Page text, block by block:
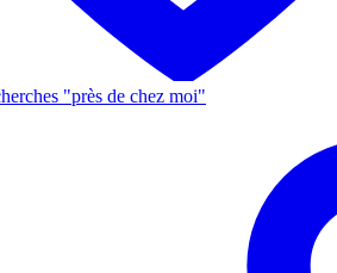
"près de chez moi"